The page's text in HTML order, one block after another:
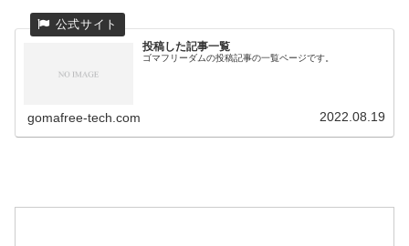
投稿した記事一覧
ゴマフリーダムの投稿記事の一覧ページです。
gomafree-tech.com 2022.08.19